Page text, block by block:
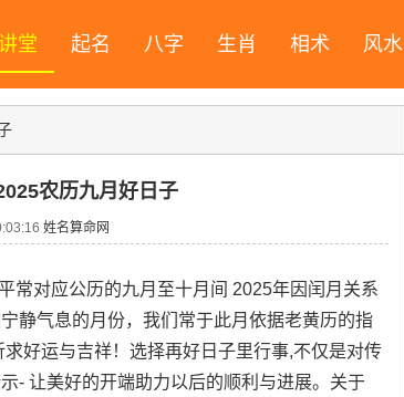
堂 起名 八字 生肖 相术 风水
农历九月好日子
姓名算命网
常对应公历的九月至十月间 2025年因闰月关系
静气息的月份，我们常于此月依据老黄历的指
好运与吉祥！选择再好日子里行事,不仅是对传
- 让美好的开端助力以后的顺利与进展。关于